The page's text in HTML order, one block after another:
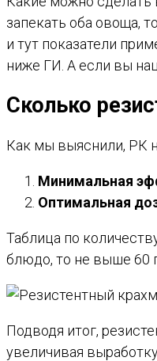
запекать оба овоща,
и тут показатели
ниже ГИ. А если вы
Сколько
Как мы выяснили, РК
Минимальная
Оптимальная
Таблица по
блюдо, то не выше 60
Подводя итог,
увеличивая